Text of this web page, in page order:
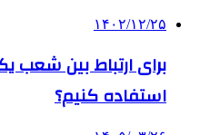
۱۴۰۲/۱۲/۲۵
برای ارتباط بین شعب
استفاده کنیم؟